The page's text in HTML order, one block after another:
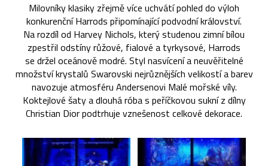
Milovníky klasiky zřejmě více uchvátí pohled do výloh
konkurenční Harrods připomínající podvodní království.
Na rozdíl od Harvey Nichols, který studenou zimní bílou
zpestřil odstíny růžové, fialové a tyrkysové, Harrods
se držel oceánově modré. Styl nasvícení a neuvěřitelné
množství krystalů Swarovski nejrůznějších velikostí a barev
navozuje atmosféru Andersenovi Malé mořské víly.
Koktejlové šaty a dlouhá róba s peříčkovou sukní z dílny
Christian Dior podtrhuje vznešenost celkové dekorace.